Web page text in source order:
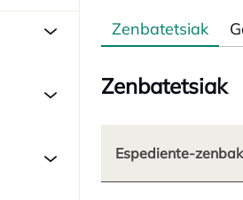
Zenbatetsiak
Zenbatetsiak
Espediente-